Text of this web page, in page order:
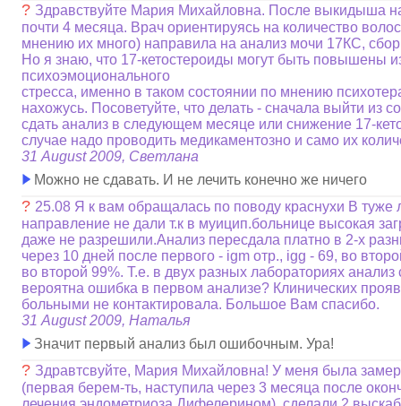
? Здравствуйте Мария Михайловна. После выкидыша
почти 4 месяца. Врач ориентируясь на количество
мнению их много) направила на анализ мочи 17КС,
Но я знаю, что 17-кетостероиды могут быть повышены
психоэмоционального
стресса, именно в таком состоянии по мнению
нахожусь. Посоветуйте, что делать - сначала выйти из
сдать анализ в следующем месяце или снижение 17-
случае надо проводить медикаментозно и само их
31 August 2009, Светлана
Можно не сдавать. И не лечить конечно же ничего
?25.08 Я к вам обращалась по поводу краснухи В
направление не дали т.к в муицип.больнице высокая
даже не разрешили.Анализ пересдала платно в 2-х
через 10 дней после первого - igm отр., igg - 69, во
во второй 99%. Т.е. в двух разных лабораториях анализ
вероятна ошибка в первом анализе? Клинических
больными не контактировала. Большое Вам спасибо.
31 August 2009, Наталья
Значит первый анализ был ошибочным. Ура!
? Здравтсвуйте, Мария Михайловна! У меня была
(первая берем-ть, наступила через 3 месяца после